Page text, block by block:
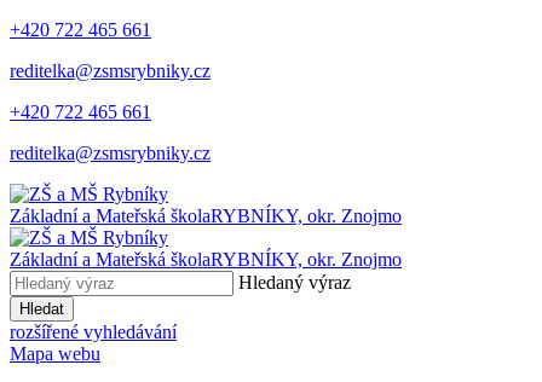
+420 722 465 661
reditelka@zsmsrybniky.cz
+420 722 465 661
reditelka@zsmsrybniky.cz
Základní a Mateřská školaRYBNÍKY, okr. Znojmo
Základní a Mateřská školaRYBNÍKY, okr. Znojmo
Hledaný výraz
Hledat
rozšířené vyhledávání
Mapa webu